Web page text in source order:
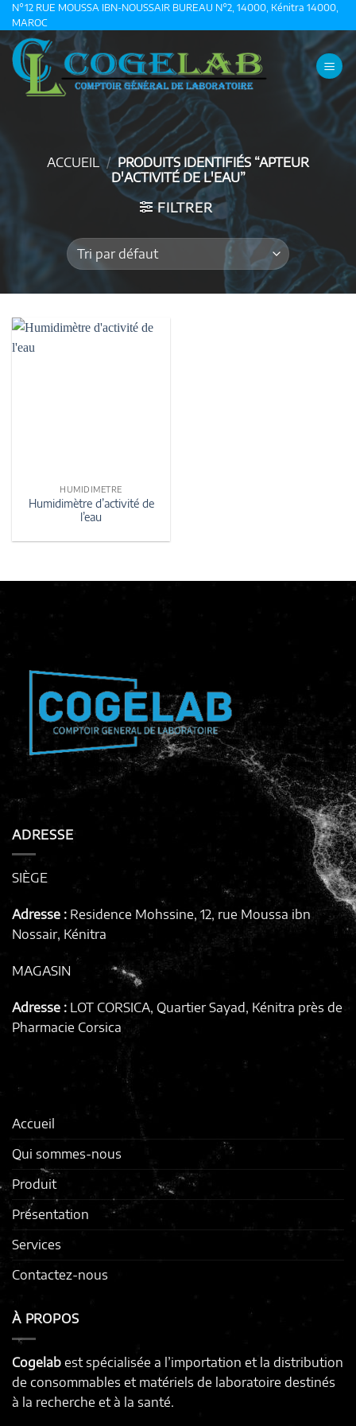
Passer
au
contenu
N°12 RUE MOUSSA IBN-NOUSSAIR BUREAU N°2, 14000, Kénitra 14000,
MAROC
ACCUEIL / PRODUITS IDENTIFIÉS “APTEUR
D'ACTIVITÉ DE L'EAU”
FILTRER
HUMIDIMETRE
Humidimètre d’activité de
l’eau
ADRESSE
SIÈGE
Adresse : Residence Mohssine, 12, rue Moussa ibn
Nossair, Kénitra
MAGASIN
Adresse : LOT CORSICA, Quartier Sayad, Kénitra près de
Pharmacie Corsica
Accueil
Qui sommes-nous
Produit
Présentation
Services
Contactez-nous
À PROPOS
Cogelab est spécialisée a l’importation et la distribution
de consommables et matériels de laboratoire destinés
à la recherche et à la santé.